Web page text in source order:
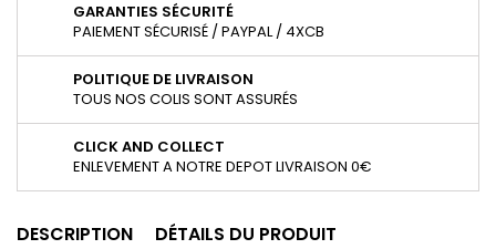
GARANTIES SÉCURITÉ
PAIEMENT SÉCURISÉ / PAYPAL / 4XCB
POLITIQUE DE LIVRAISON
TOUS NOS COLIS SONT ASSURÉS
CLICK AND COLLECT
ENLEVEMENT A NOTRE DEPOT LIVRAISON 0€
DESCRIPTION DÉTAILS DU PRODUIT